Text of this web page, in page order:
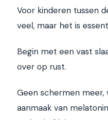
Voor kinderen tussen
veel, maar het is
Begin met een vast
over op rust.
Geen schermen
aanmaak van